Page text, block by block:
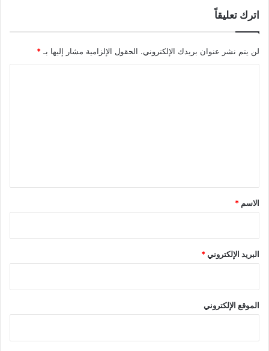
اترك تعليقاً
لن يتم نشر عنوان بريدك الإلكتروني. الحقول الإلزامية مشار إليها بـ *
*
الاسم *
البريد الإلكتروني*
الموقع الإلكتروني